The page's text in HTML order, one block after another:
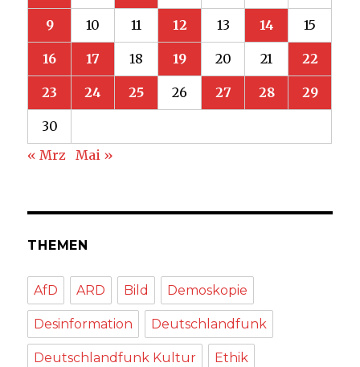
9 10 11 12 13 14 15
16 17 18 19 20 21 22
23 24 25 26 27 28 29
30
« Mrz
Mai »
THEMEN
AfD ARD Bild Demoskopie
Desinformation Deutschlandfunk
Deutschlandfunk Kultur Ethik